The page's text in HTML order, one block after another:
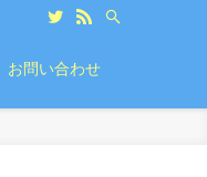
お問い合わせ